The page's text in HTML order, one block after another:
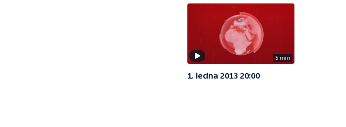
5 min
1. ledna 2013 20:00